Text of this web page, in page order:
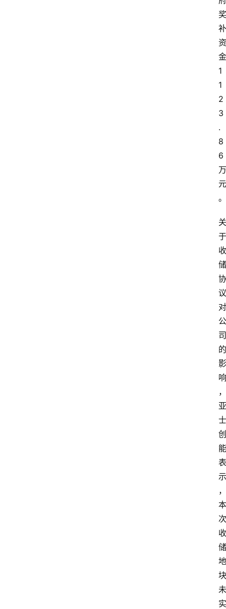
奖
补
资
金
1
1
2
3
.
8
6
万
元
。
关
于
收
储
协
议
对
公
司
的
影
响
，
亚
士
创
能
表
示
，
本
次
收
储
地
块
未
实